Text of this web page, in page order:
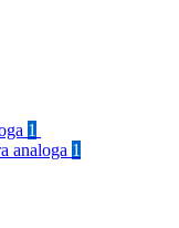
1
analoga 1